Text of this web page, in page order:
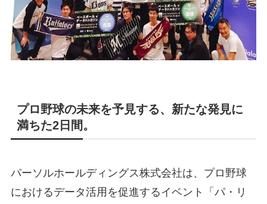
プロ野球の未来を予見する、新たな発見に
満ちた2日間。
パーソルホールディングス株式会社は、プロ野球
におけるデータ活用を促進するイベント「パ・リ